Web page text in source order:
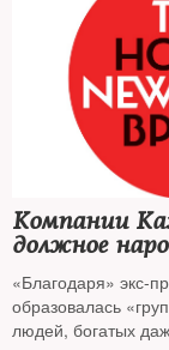
Компании
должное
«Благодаря» экс-
образовалась
людей, богатых